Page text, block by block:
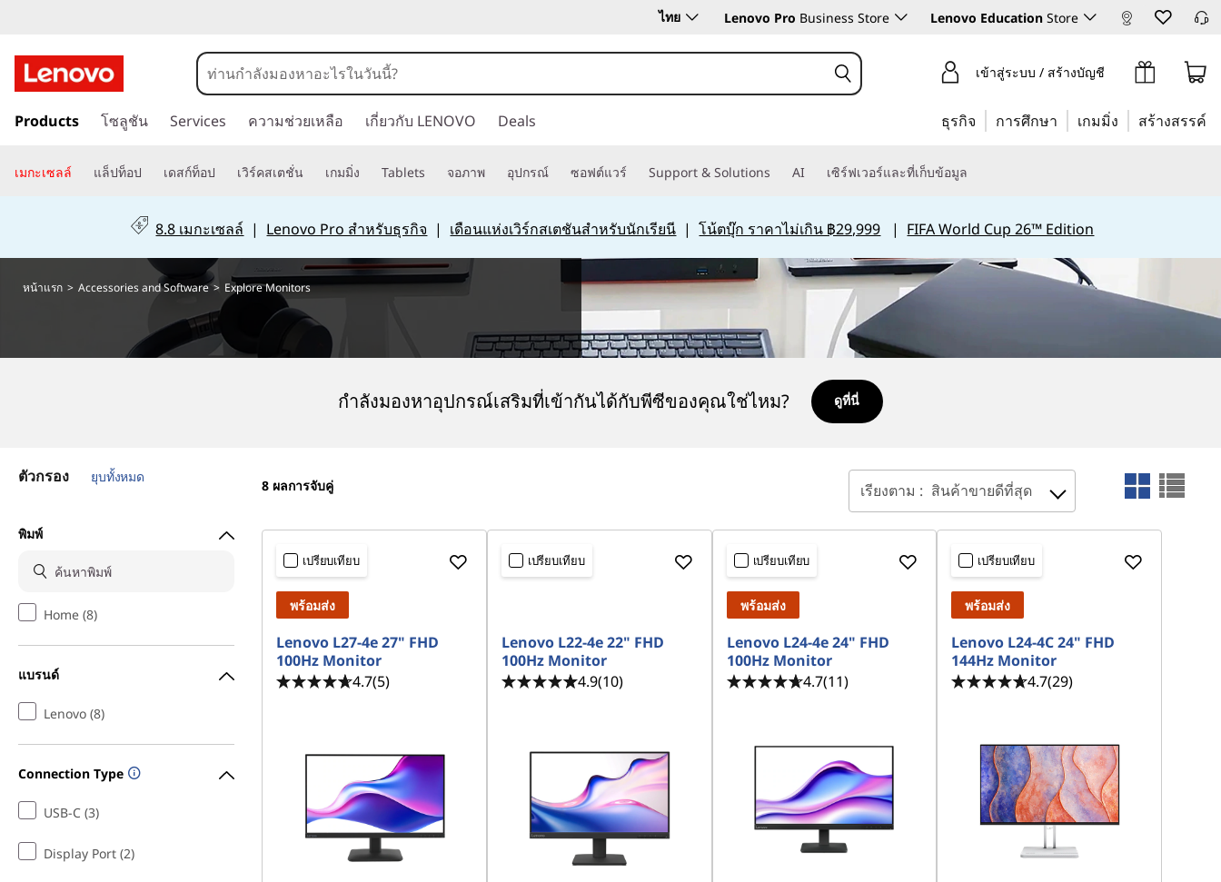
o
m
e
ไทย Lenovo Pro Business Store Lenovo Education Store
า
ไ
นื้
อ
เข้าสู่ระบบ / สร้างบัญชี
Products โซลูชัน Services ความช่วยเหลือ เกี่ยวกับ LENOVO Deals ธุรกิจ การศึกษา เกมมิ่ง สร้างสรรค์
เมกะเซลล์ แล็ปท็อป เดสก์ท็อป เวิร์คสเตชั่น เกมมิ่ง Tablets จอภาพ อุปกรณ์ ซอฟต์แวร์ Support & Solutions AI เซิร์ฟเวอร์และที่เก็บข้อมูล
8.8 เมกะเซลล์ | Lenovo Pro สำหรับธุรกิจ | เดือนแห่งเวิร์กสเตชันสำหรับนักเรียนี |โน้ตบุ๊ก ราคาไม่เกิน ฿29,999 | FIFA World Cup 26™ Edition
หน้าแรก > Accessories and Software > Explore Monitors
กำลังมองหาอุปกรณ์เสริมที่เข้ากันได้กับพีซีของคุณใช่ไหม? ดูที่นี่
ตัวกรอง ยุบทั้งหมด
พิมพ์
Home (8)
แบรนด์
Lenovo (8)
Connection Type
USB-C (3)
Display Port (2)
8 ผลการจับคู่ เรียงตาม : สินค้าขายดีที่สุด
เปรียบเทียบ
พร้อมส่ง
Lenovo L27-4e 27" FHD
100Hz Monitor
4.7(5)
เปรียบเทียบ
Lenovo L22-4e 22" FHD
100Hz Monitor
4.9(10)
เปรียบเทียบ
พร้อมส่ง
Lenovo L24-4e 24" FHD
100Hz Monitor
4.7(11)
เปรียบเทียบ
พร้อมส่ง
Lenovo L24-4C 24" FHD
144Hz Monitor
4.7(29)